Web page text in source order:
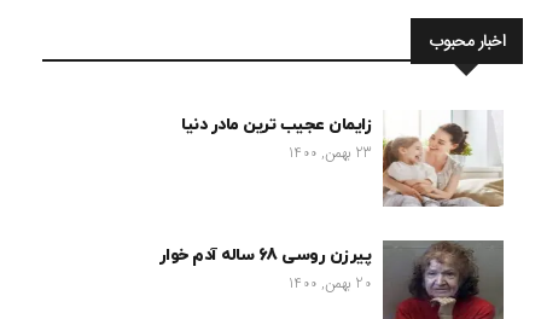
اخبار محبوب
زایمان عجیب ترین مادر دنیا
23 بهمن, 1400
پیرزن روسی 68 ساله آدم خوار
20 بهمن, 1400